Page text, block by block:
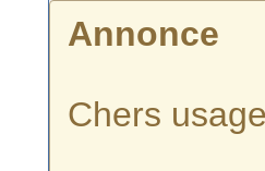
Annonce
Chers